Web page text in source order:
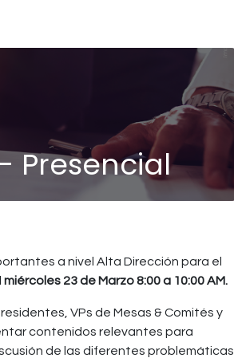
Presencial
a nivel Alta Dirección para el
miércoles 23 de Marzo 8:00 a 10:00 AM.
VPs de Mesas & Comités y
contenidos relevantes para
de las diferentes problemáticas